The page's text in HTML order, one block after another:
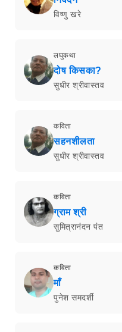
विष्णु खरे
लघुकथा
दोष किसका?
सुधीर श्रीवास्तव
कविता
सहनशीलता
सुधीर श्रीवास्तव
कविता
ग्राम श्री
सुमित्रानंदन पंत
कविता
माँ
पुनेश समदर्शी